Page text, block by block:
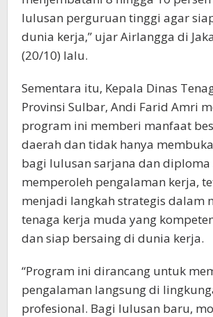
lulusan perguruan tinggi agar
dunia kerja,” ujar Airlangga di
(20/10) lalu.
Sementara itu, Kepala Dinas
Provinsi Sulbar, Andi Farid Amri
program ini memberi manfaat
daerah dan tidak hanya
bagi lulusan sarjana dan
memperoleh pengalaman kerja,
menjadi langkah strategis dalam
tenaga kerja muda yang
dan siap bersaing di dunia kerja.
“Program ini dirancang untuk
pengalaman langsung di
profesional. Bagi lulusan baru,